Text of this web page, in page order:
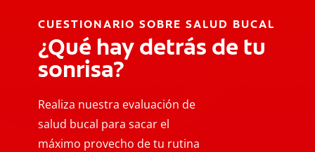
CUESTIONARIO SOBRE SALUD BUCAL
¿Qué hay detrás de tu
sonrisa?
Realiza nuestra evaluación de
salud bucal para sacar el
máximo provecho de tu rutina